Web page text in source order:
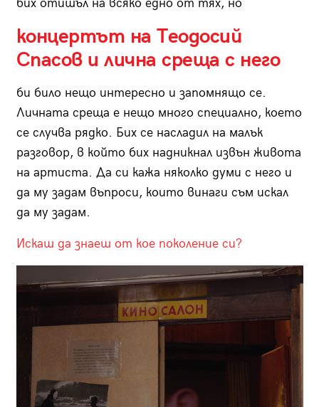
бих отишъл на всяко едно от тях, но
концертът на Теодосий
Спасов и лична среща с него
би било нещо интересно и запомнящо се.
Личната среща е нещо много специално, което
се случва рядко. Бих се насладил на малък
разговор, в който бих надникнал извън живота
на артиста. Да си кажа няколко думи с него и
да му задам въпроси, които винаги съм искал
да му задам.
Искаш да знаеш от кое поколение си?